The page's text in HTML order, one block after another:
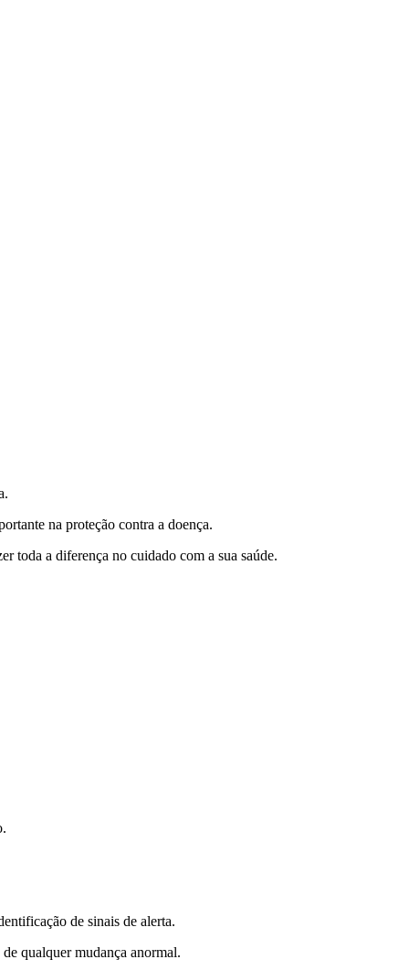
na proteção contra a doença.
toda a diferença no cuidado com a sua saúde.
de sinais de alerta.
qualquer mudança anormal.